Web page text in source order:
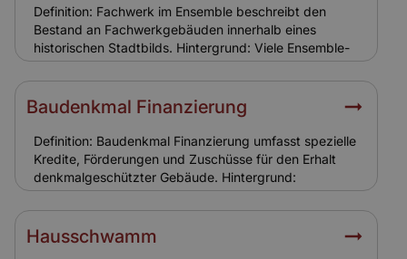
Tonziegeln sind in der Gebäudeversicherung
enthalten. Eine realistische Versicherungssumme ist
entscheidend.
Definition: Fachwerk im Ensemble beschreibt den
Bestand an Fachwerkgebäuden innerhalb eines
historischen Stadtbilds. Hintergrund: Viele Ensemble-
Gebiete bestehen aus Fachwerkhäusern. Ihr Erhalt ist
für das Gesamtbild entscheidend, weshalb
Sanierungen nur nach strengen Vorgaben möglich
sind. Relevanz für Versicherung: Die Bauweise
erfordert spezielle Versicherungslösungen, da
Fachwerk anfälliger für Feuchtigkeit und
Schädlingsbefall ist.
Baudenkmal Finanzierung
Definition: Baudenkmal Finanzierung umfasst spezielle
Kredite, Förderungen und Zuschüsse für den Erhalt
denkmalgeschützter Gebäude. Hintergrund:
Sanierungen von Ensemble- und Baudenkmälern sind
kostenintensiv. Öffentliche Förderungen und
steuerliche Vorteile helfen Eigentümern bei der
Hausschwamm